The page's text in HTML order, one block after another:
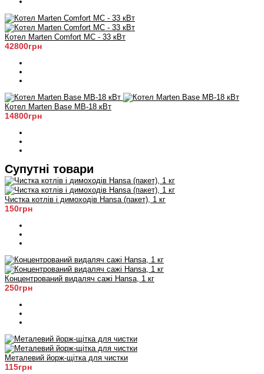
Котел Marten Comfort MC - 33 кВт
42800грн
Котел Marten Base MB-18 кВт
14800грн
Супутні товари
Чистка котлів і димоходів Hansa (пакет), 1 кг
150грн
Концентрований видаляч сажі Hansa, 1 кг
250грн
Металевий йорж-щітка для чистки
115грн